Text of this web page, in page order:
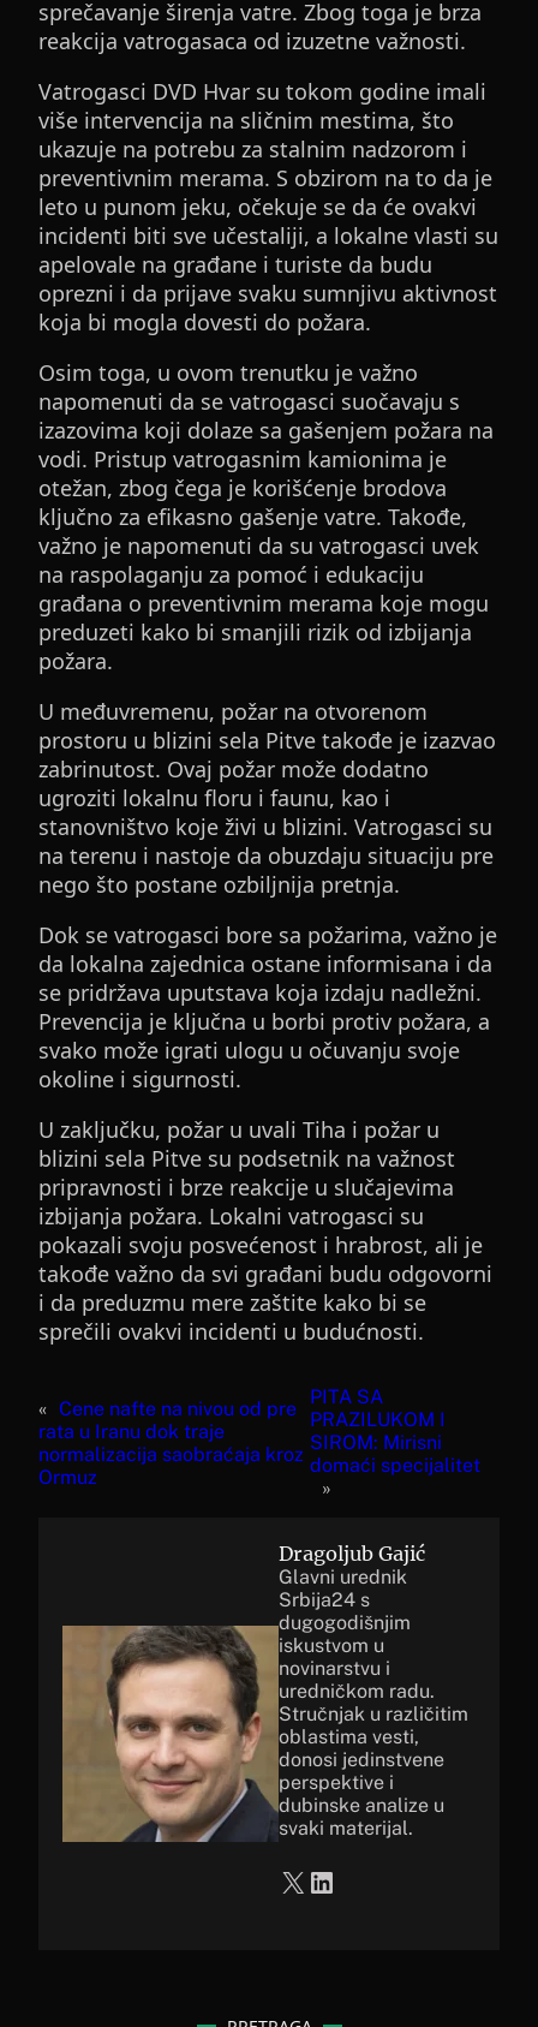
sprečavanje širenja vatre. Zbog toga je brza
reakcija vatrogasaca od izuzetne važnosti.
Vatrogasci DVD Hvar su tokom godine imali
više intervencija na sličnim mestima, što
ukazuje na potrebu za stalnim nadzorom i
preventivnim merama. S obzirom na to da je
leto u punom jeku, očekuje se da će ovakvi
incidenti biti sve učestaliji, a lokalne vlasti su
apelovale na građane i turiste da budu
oprezni i da prijave svaku sumnjivu aktivnost
koja bi mogla dovesti do požara.
Osim toga, u ovom trenutku je važno
napomenuti da se vatrogasci suočavaju s
izazovima koji dolaze sa gašenjem požara na
vodi. Pristup vatrogasnim kamionima je
otežan, zbog čega je korišćenje brodova
ključno za efikasno gašenje vatre. Takođe,
važno je napomenuti da su vatrogasci uvek
na raspolaganju za pomoć i edukaciju
građana o preventivnim merama koje mogu
preduzeti kako bi smanjili rizik od izbijanja
požara.
U međuvremenu, požar na otvorenom
prostoru u blizini sela Pitve takođe je izazvao
zabrinutost. Ovaj požar može dodatno
ugroziti lokalnu floru i faunu, kao i
stanovništvo koje živi u blizini. Vatrogasci su
na terenu i nastoje da obuzdaju situaciju pre
nego što postane ozbiljnija pretnja.
Dok se vatrogasci bore sa požarima, važno je
da lokalna zajednica ostane informisana i da
se pridržava uputstava koja izdaju nadležni.
Prevencija je ključna u borbi protiv požara, a
svako može igrati ulogu u očuvanju svoje
okoline i sigurnosti.
U zaključku, požar u uvali Tiha i požar u
blizini sela Pitve su podsetnik na važnost
pripravnosti i brze reakcije u slučajevima
izbijanja požara. Lokalni vatrogasci su
pokazali svoju posvećenost i hrabrost, ali je
takođe važno da svi građani budu odgovorni
i da preduzmu mere zaštite kako bi se
sprečili ovakvi incidenti u budućnosti.
« Cene nafte na nivou od pre
rata u Iranu dok traje
normalizacija saobraćaja kroz
Ormuz
PITA SA
PRAZILUKOM I
SIROM: Mirisni
domaći specijalitet
»
Dragoljub Gajić
Glavni urednik
Srbija24 s
dugogodišnjim
iskustvom u
novinarstvu i
uredničkom radu.
Stručnjak u različitim
oblastima vesti,
donosi jedinstvene
perspektive i
dubinske analize u
svaki materijal.
X LinkedIn